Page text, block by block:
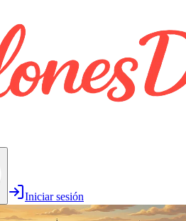
Iniciar sesión